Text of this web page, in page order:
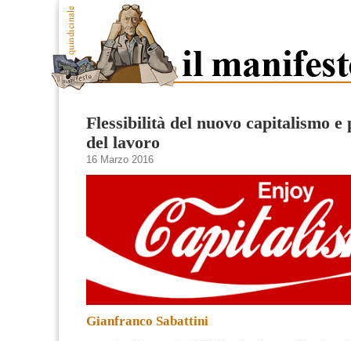
Flessibilità del nuovo capitalismo e
del lavoro
16 Marzo 2016
Gianfranco Sabattini